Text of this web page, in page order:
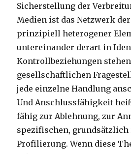
Sicherstellung der
Medien ist das Netzwerk
prinzipiell heterogener
untereinander derart in
Kontrollbeziehungen
gesellschaftlichen
jede einzelne Handlung
Und Anschlussfähigkeit
fähig zur Ablehnung, zur
spezifischen,
Profilierung. Wenn diese